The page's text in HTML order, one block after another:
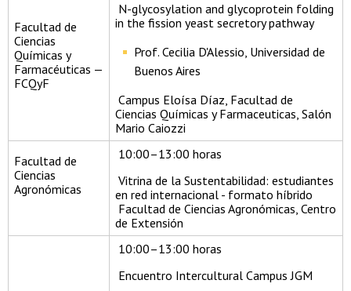
Facultad de
Ciencias
Químicas y
Farmacéuticas —
FCQyF
N-glycosylation and glycoprotein folding
in the fission yeast secretory pathway
Prof. Cecilia D'Alessio, Universidad de
Buenos Aires
Campus Eloísa Díaz, Facultad de
Ciencias Químicas y Farmaceuticas, Salón
Mario Caiozzi
Facultad de
Ciencias
Agronómicas
10:00–13:00 horas
Vitrina de la Sustentabilidad: estudiantes
en red internacional - formato híbrido
Facultad de Ciencias Agronómicas, Centro
de Extensión
10:00–13:00 horas
Encuentro Intercultural Campus JGM